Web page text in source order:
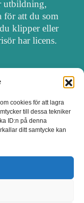
cookies för att lagra
till dessa tekniker
ID:n på denna
ditt samtycke kan
utbildning,
för att du som
klipper eller
har licens.